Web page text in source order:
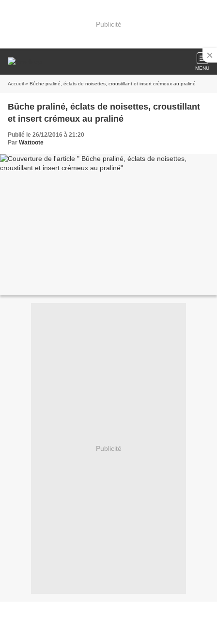
Publicité
MENU
Accueil » Bûche praliné, éclats de noisettes, croustillant et insert crémeux au praliné
Bûche praliné, éclats de noisettes, croustillant
et insert crémeux au praliné
Publié le 26/12/2016 à 21:20
Par Wattoote
Publicité